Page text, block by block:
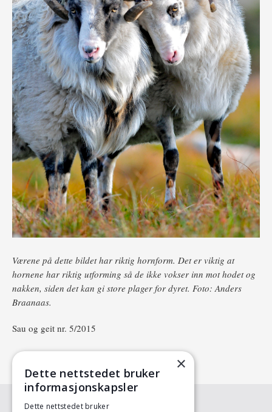
Værene på dette bildet har riktig hornform. Det er viktig at
hornene har riktig utforming så de ikke vokser inn mot hodet og
nakken, siden det kan gi store plager for dyret. Foto: Anders
Braanaas.
Sau og geit nr. 5/2015
×
Dette nettstedet bruker
informasjonskapsler
Dette nettstedet bruker